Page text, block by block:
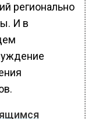
регионально
И в